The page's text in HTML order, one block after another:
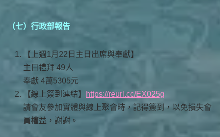
（七）行政部報告
【上週1月22日主日出席與奉獻】
主日禮拜 49人
奉獻 4萬5305元
【線上簽到連結】
https://reurl.cc/EX025g
請會友參加實體與線上聚會時，記得簽到，以免損失會
員權益，謝謝。